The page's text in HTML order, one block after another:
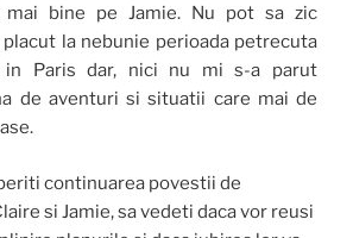
bine pe Jamie. Nu pot sa zic
la nebunie perioada petrecuta
Paris dar, nici nu mi s-a parut
de aventuri si situatii care mai de
continuarea povestii de
si Jamie, sa vedeti daca vor reusi